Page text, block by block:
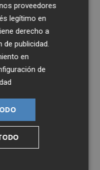
proveedores
legítimo en
derecho a
de publicidad
en
de